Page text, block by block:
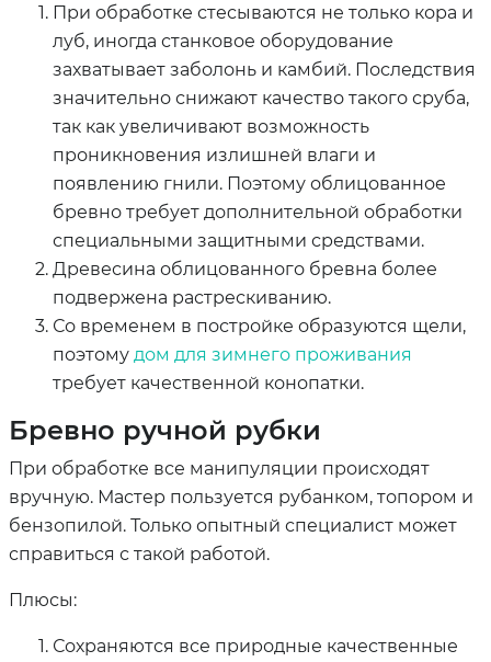
При обработке стесываются не только кора и
луб, иногда станковое оборудование
захватывает заболонь и камбий. Последствия
значительно снижают качество такого сруба,
так как увеличивают возможность
проникновения излишней влаги и
появлению гнили. Поэтому облицованное
бревно требует дополнительной обработки
специальными защитными средствами.
Древесина облицованного бревна более
подвержена растрескиванию.
Со временем в постройке образуются щели,
поэтому дом для зимнего проживания
требует качественной конопатки.
Бревно ручной рубки
При обработке все манипуляции происходят
вручную. Мастер пользуется рубанком, топором и
бензопилой. Только опытный специалист может
справиться с такой работой.
Плюсы:
Сохраняются все природные качественные